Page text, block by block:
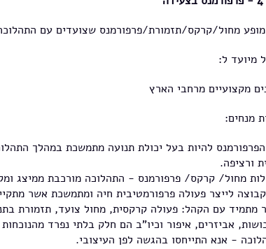
מחול/קרקס/תזמורת/פרפורמנס שצועדים עם
מיועד ל:
מקצועיים מרחבי הארץ
מנחים:
להיות בעל יכולת תנועה מתמשכת במהלך
ורציפה.
מחול/ קרקס/ פרפורמנס - התהלוכה מורכבת ממיצג
לייצר פעולה פרפורמטיבית חיה ומתמשכת אשר
מתמיד עם הקהל: פעולה קרקסית, מחול צועד, תזמורת
אביזרים, איפור וכיו"ב הם חלק בלתי נפרד מהנוכחות
- אנא התייחסו בהגשה לפן העיצובי.